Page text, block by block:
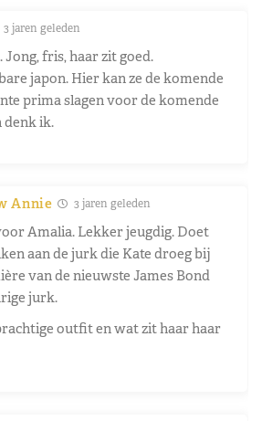
3 jaren geleden
Jong, fris, haar zit goed.
japon. Hier kan ze de komende
prima slagen voor de komende
denk ik.
Annie 3 jaren geleden
Amalia. Lekker jeugdig. Doet
aan de jurk die Kate droeg bij
van de nieuwste James Bond
jurk.
outfit en wat zit haar haar